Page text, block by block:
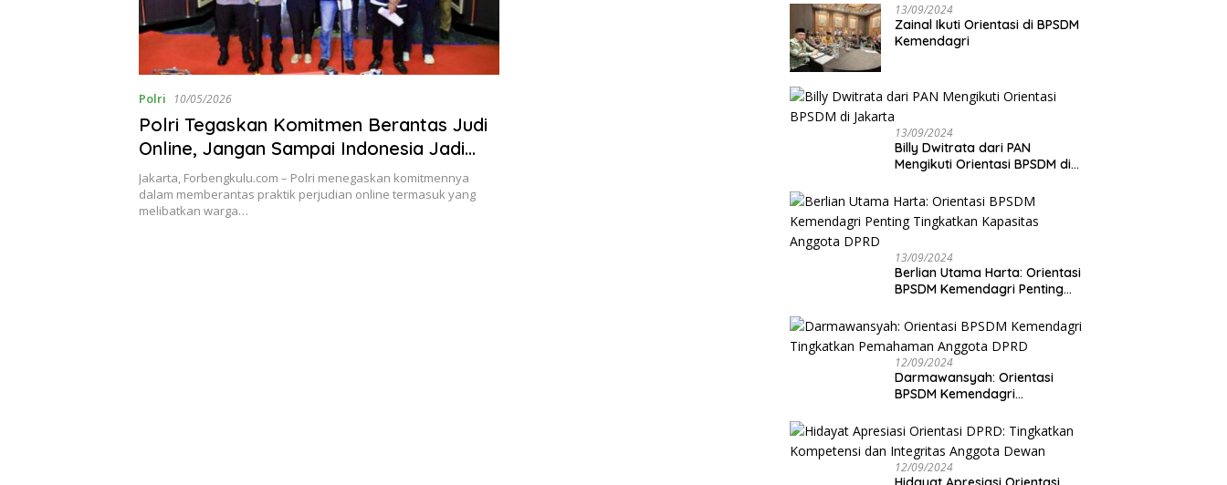
Polri 10/05/2026
Polri Tegaskan Komitmen Berantas Judi
Online, Jangan Sampai Indonesia Jadi
Tempat Bandar dan Scam Internasional
Jakarta, Forbengkulu.com – Polri menegaskan komitmennya
dalam memberantas praktik perjudian online termasuk yang
melibatkan warga…
13/09/2024
Zainal Ikuti Orientasi di BPSDM
Kemendagri
13/09/2024
Billy Dwitrata dari PAN
Mengikuti Orientasi BPSDM di
13/09/2024
Berlian Utama Harta: Orientasi
BPSDM Kemendagri Penting
DPRD
12/09/2024
Darmawansyah: Orientasi
BPSDM Kemendagri
Anggota DPRD
12/09/2024